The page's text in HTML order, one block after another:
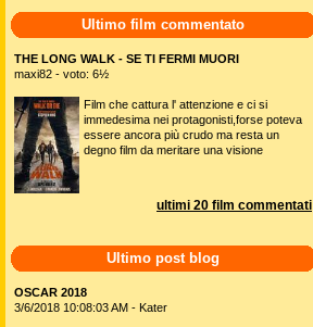
Ultimo film commentato
THE LONG WALK - SE TI FERMI MUORI
maxi82 - voto: 6½
Film che cattura l' attenzione e ci si
immedesima nei protagonisti,forse poteva
essere ancora più crudo ma resta un
degno film da meritare una visione
ultimi 20 film commentati
Ultimo post blog
OSCAR 2018
3/6/2018 10:08:03 AM - Kater